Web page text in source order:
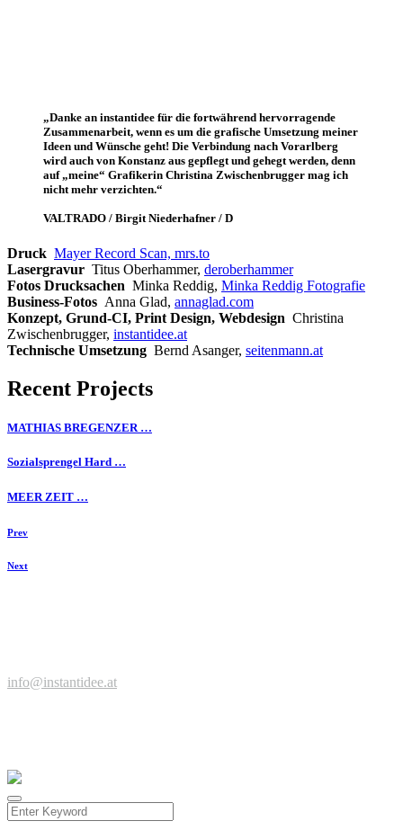
„Danke an instantidee für die fortwährend hervorragende
Zusammenarbeit, wenn es um die grafische Umsetzung meiner
Ideen und Wünsche geht! Die Verbindung nach Vorarlberg
wird auch von Konstanz aus gepflegt und gehegt werden, denn
auf „meine“ Grafikerin Christina Zwischenbrugger mag ich
nicht mehr verzichten.“
VALTRADO / Birgit Niederhafner / D
Druck Mayer Record Scan, mrs.to
Lasergravur Titus Oberhammer, deroberhammer
Fotos Drucksachen Minka Reddig, Minka Reddig Fotografie
Business-Fotos Anna Glad, annaglad.com
Konzept, Grund-CI, Print Design, Webdesign Christina
Zwischenbrugger, instantidee.at
Technische Umsetzung Bernd Asanger, seitenmann.at
Recent Projects
MATHIAS BREGENZER …
Sozialsprengel Hard …
MEER ZEIT …
Prev
Next
info@instantidee.at